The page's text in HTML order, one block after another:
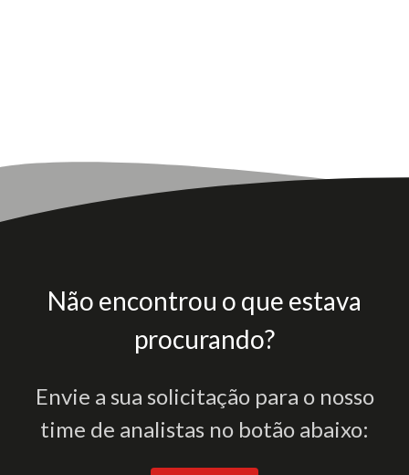
Não encontrou o que estava
procurando?
Envie a sua solicitação para o nosso
time de analistas no botão abaixo: